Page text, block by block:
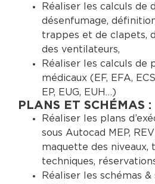
Réaliser les calculs de
désenfumage,
trappes et de clapets,
des ventilateurs,
Réaliser les calculs de
médicaux (EF, EFA,
EP, EUG, EUH…)
PLANS ET SCHÉMAS :
Réaliser les plans
sous Autocad MEP,
maquette des niveaux,
techniques,
Réaliser les schémas &